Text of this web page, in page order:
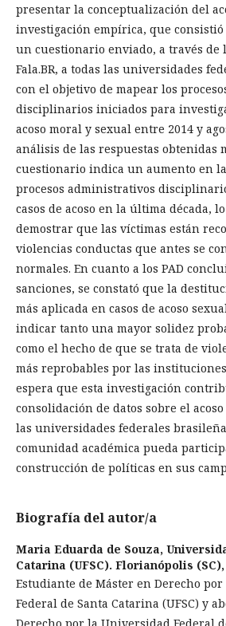
presentar la conceptualización del
investigación empírica, que
un cuestionario enviado, a través de
Fala.BR, a todas las universidades
con el objetivo de mapear los
disciplinarios iniciados para
acoso moral y sexual entre 2014 y
análisis de las respuestas obtenidas
cuestionario indica un aumento en
procesos administrativos
casos de acoso en la última década,
demostrar que las víctimas están
violencias conductas que antes se
normales. En cuanto a los PAD
sanciones, se constató que la
más aplicada en casos de acoso
indicar tanto una mayor solidez
como el hecho de que se trata de
más reprobables por las
espera que esta investigación
consolidación de datos sobre el
las universidades federales
comunidad académica pueda
construcción de políticas en sus
Biografía del autor/a
Maria Eduarda de Souza,
Catarina (UFSC). Florianópolis
Estudiante de Máster en Derecho
Federal de Santa Catarina (UFSC) y
Derecho por la Universidad Federal